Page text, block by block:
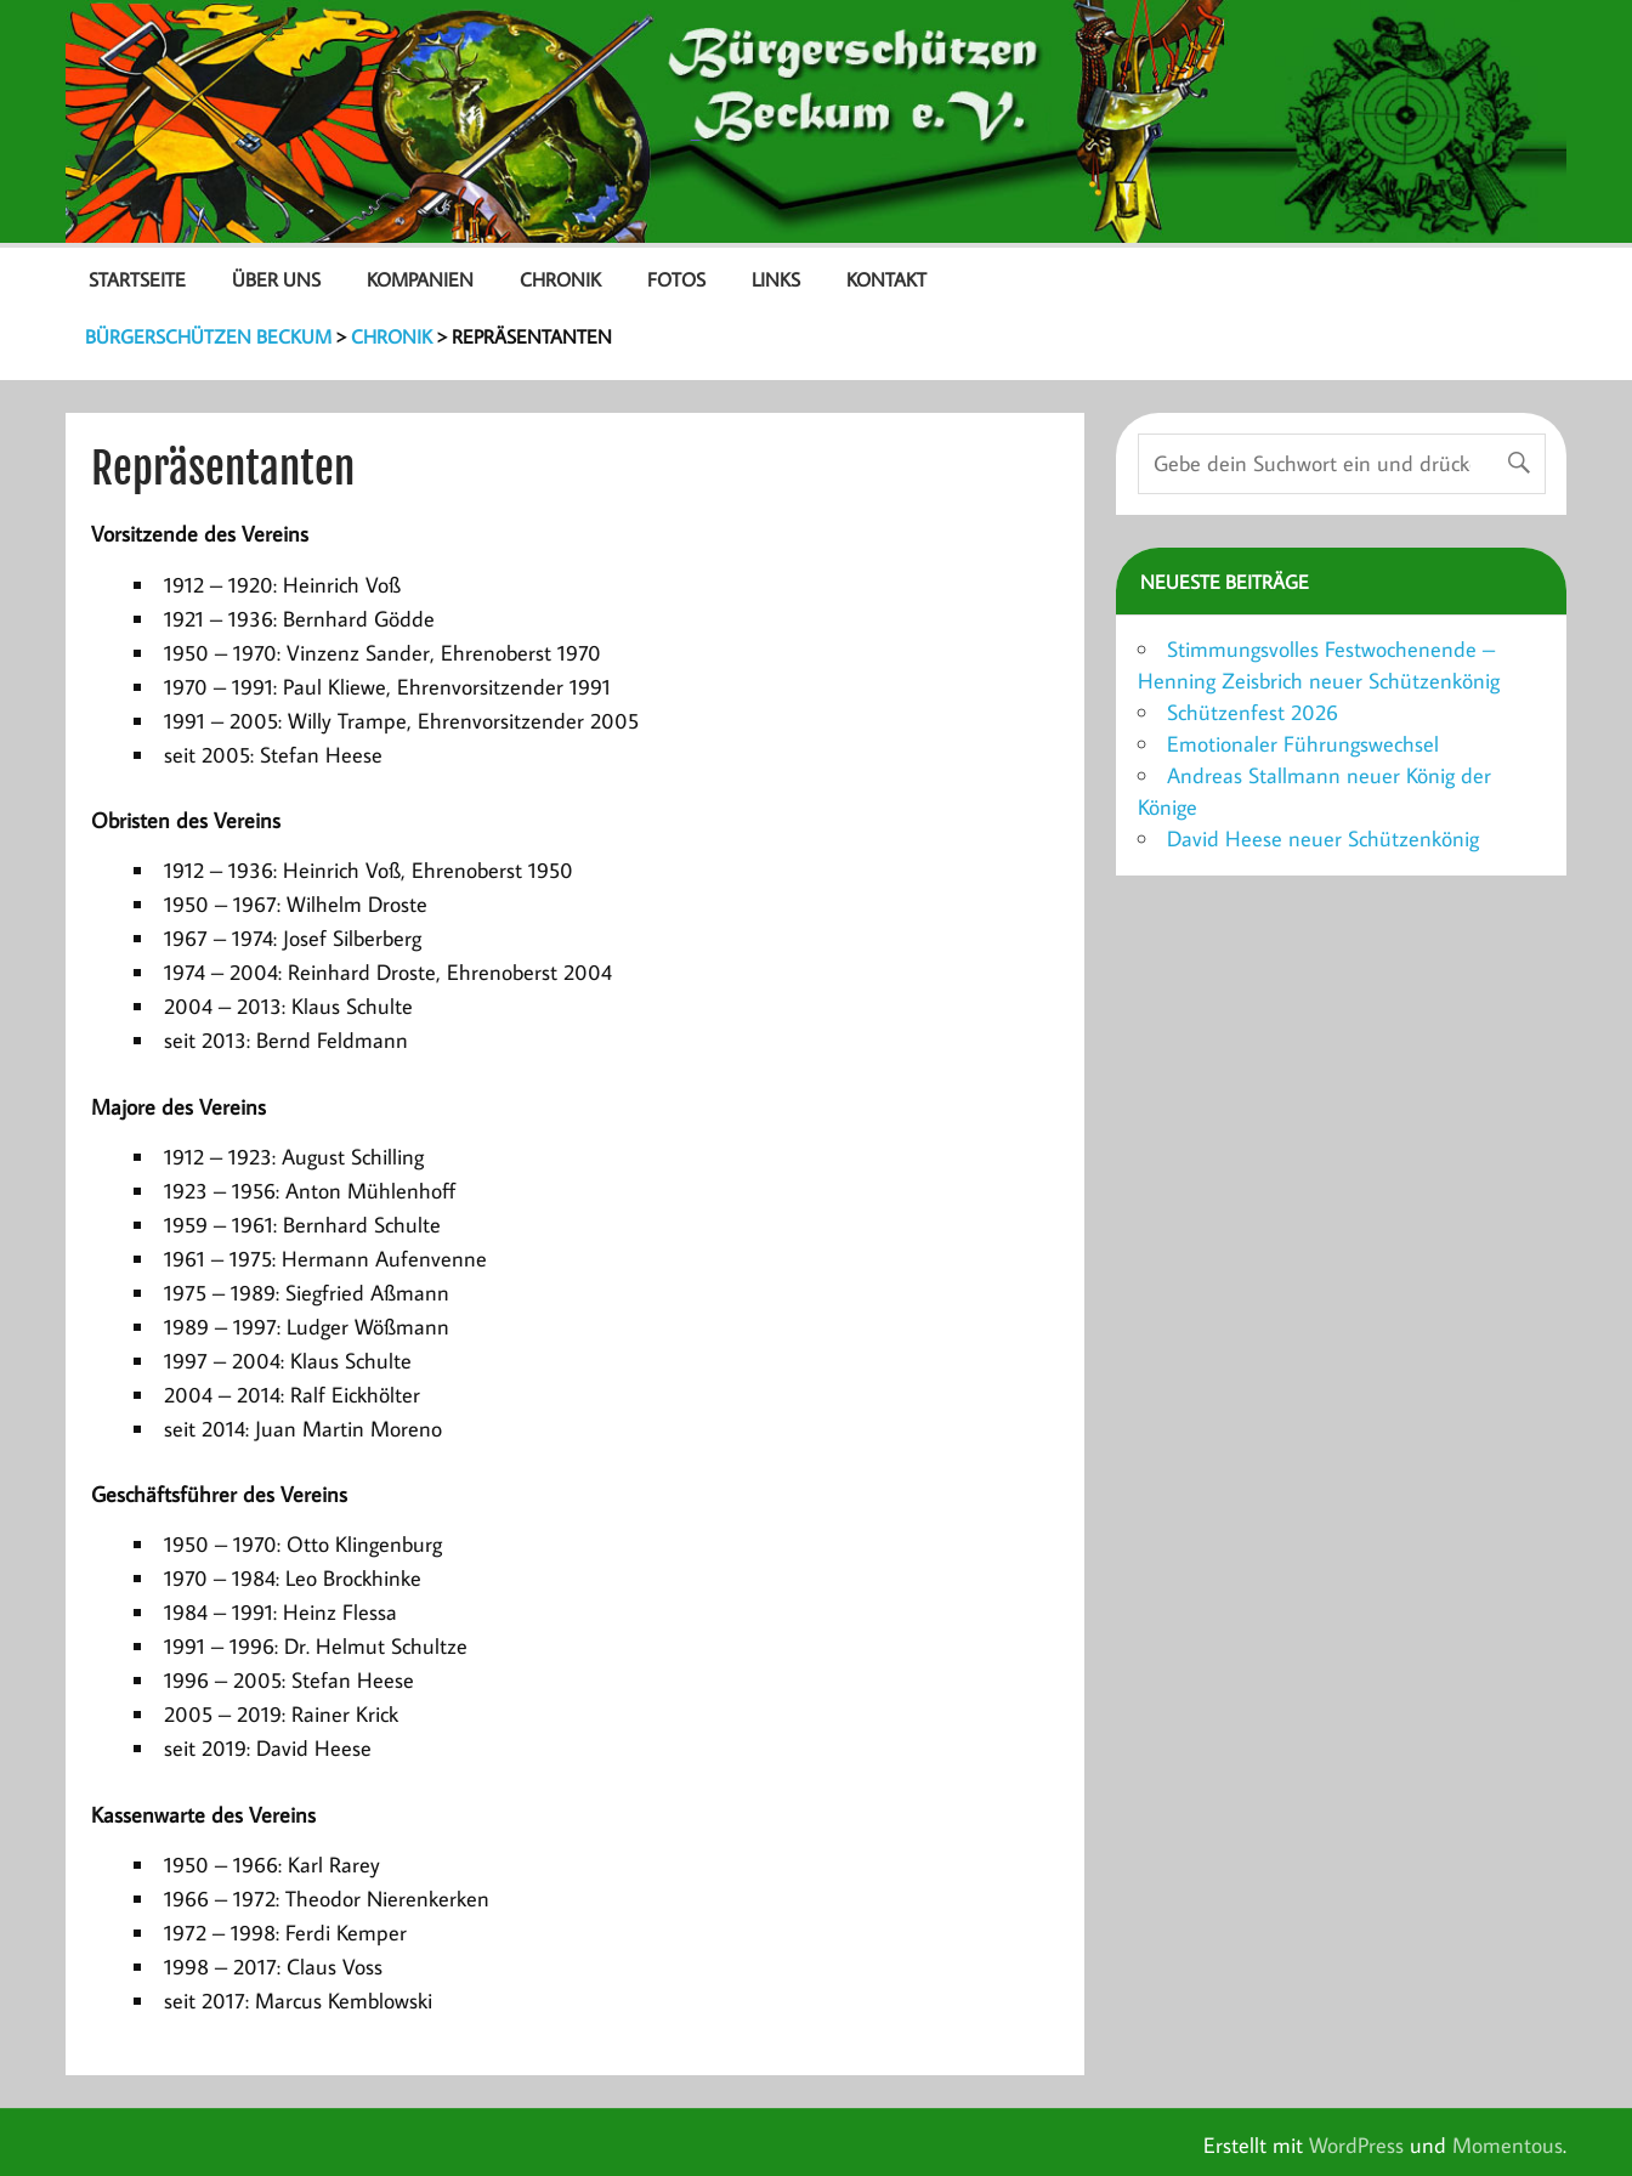
STARTSEITE ÜBER UNS KOMPANIEN CHRONIK FOTOS LINKS KONTAKT
BÜRGERSCHÜTZEN BECKUM>CHRONIK> REPRÄSENTANTEN
Repräsentanten
Vorsitzende des Vereins
1912 – 1920: Heinrich Voß
1921 – 1936: Bernhard Gödde
1950 – 1970: Vinzenz Sander, Ehrenoberst 1970
1970 – 1991: Paul Kliewe, Ehrenvorsitzender 1991
1991 – 2005: Willy Trampe, Ehrenvorsitzender 2005
seit 2005: Stefan Heese
Obristen des Vereins
1912 – 1936: Heinrich Voß, Ehrenoberst 1950
1950 – 1967: Wilhelm Droste
1967 – 1974: Josef Silberberg
1974 – 2004: Reinhard Droste, Ehrenoberst 2004
2004 – 2013: Klaus Schulte
seit 2013: Bernd Feldmann
Majore des Vereins
1912 – 1923: August Schilling
1923 – 1956: Anton Mühlenhoff
1959 – 1961: Bernhard Schulte
1961 – 1975: Hermann Aufenvenne
1975 – 1989: Siegfried Aßmann
1989 – 1997: Ludger Wößmann
1997 – 2004: Klaus Schulte
2004 – 2014: Ralf Eickhölter
seit 2014: Juan Martin Moreno
Geschäftsführer des Vereins
1950 – 1970: Otto Klingenburg
1970 – 1984: Leo Brockhinke
1984 – 1991: Heinz Flessa
1991 – 1996: Dr. Helmut Schultze
1996 – 2005: Stefan Heese
2005 – 2019: Rainer Krick
seit 2019: David Heese
Kassenwarte des Vereins
1950 – 1966: Karl Rarey
1966 – 1972: Theodor Nierenkerken
1972 – 1998: Ferdi Kemper
1998 – 2017: Claus Voss
seit 2017: Marcus Kemblowski
NEUESTE BEITRÄGE
Stimmungsvolles Festwochenende –
Henning Zeisbrich neuer Schützenkönig
Schützenfest 2026
Emotionaler Führungswechsel
Andreas Stallmann neuer König der
Könige
David Heese neuer Schützenkönig
Erstellt mitWordPress und Momentous.